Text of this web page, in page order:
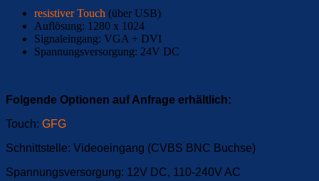
resistiver Touch (über USB)
Auflösung: 1280 x 1024
Signaleingang: VGA + DVI
Spannungsversorgung: 24V DC
Folgende Optionen auf Anfrage erhältlich:
Touch: GFG
Schnittstelle: Videoeingang (CVBS BNC Buchse)
Spannungsversorgung: 12V DC, 110-240V AC